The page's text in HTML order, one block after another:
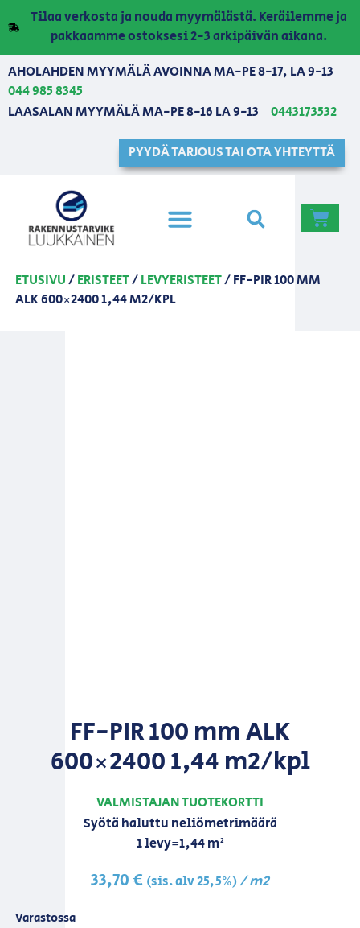
Tilaa verkosta ja nouda myymälästä. Keräilemme ja
pakkaamme ostoksesi 2-3 arkipäivän aikana.
AHOLAHDEN MYYMÄLÄ AVOINNA MA-PE 8-17, LA 9-13
044 985 8345
LAASALAN MYYMÄLÄ MA-PE 8-16 LA 9-13
0443173532
PYYDÄ TARJOUS TAI OTA YHTEYTTÄ
ETUSIVU/ERISTEET/LEVYERISTEET/ FF-PIR 100 MM
ALK 600×2400 1,44 M2/KPL
FF-PIR 100 mm ALK
600×2400 1,44 m2/kpl
VALMISTAJAN TUOTEKORTTI
Syötä haluttu neliömetrimäärä
1 levy=1,44 m²
33,70€ (sis. alv 25,5%)/ m2
Varastossa